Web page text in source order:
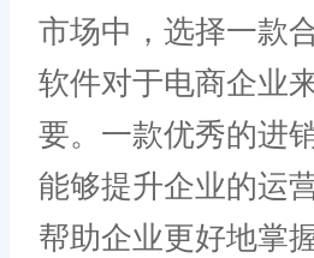
市场中，选择一款
软件对于电商企业
要。一款优秀的进
能够提升企业的运
帮助企业更好地掌